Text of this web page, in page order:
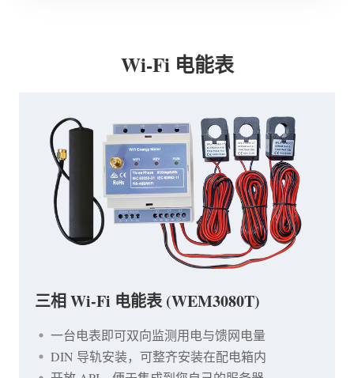
Wi-Fi 电能表
三相 Wi-Fi 电能表 (WEM3080T)
一台电表即可双向监测用电与馈网电量
DIN 导轨安装，可整齐安装在配电箱内